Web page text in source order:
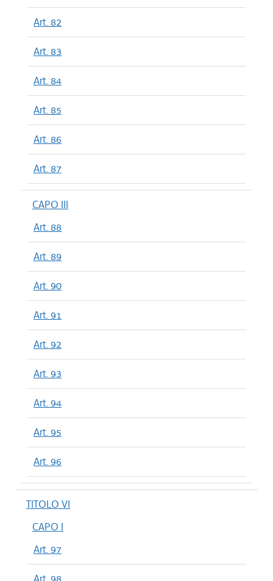
Art. 82
Art. 83
Art. 84
Art. 85
Art. 86
Art. 87
CAPO III
Art. 88
Art. 89
Art. 90
Art. 91
Art. 92
Art. 93
Art. 94
Art. 95
Art. 96
TITOLO VI
CAPO I
Art. 97